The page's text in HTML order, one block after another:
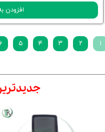
افزودن
۱ ۲ ۳ ۴ ۵